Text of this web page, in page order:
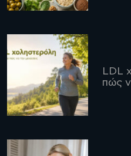
LDL
πώς